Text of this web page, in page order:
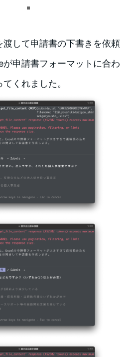
渡して申請書の下書きを依頼
が申請書フォーマットに合わ
くれました。